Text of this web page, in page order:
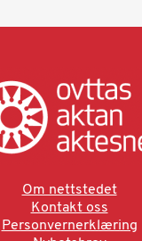
Om nettstedet
Kontakt oss
Personvernerklæring